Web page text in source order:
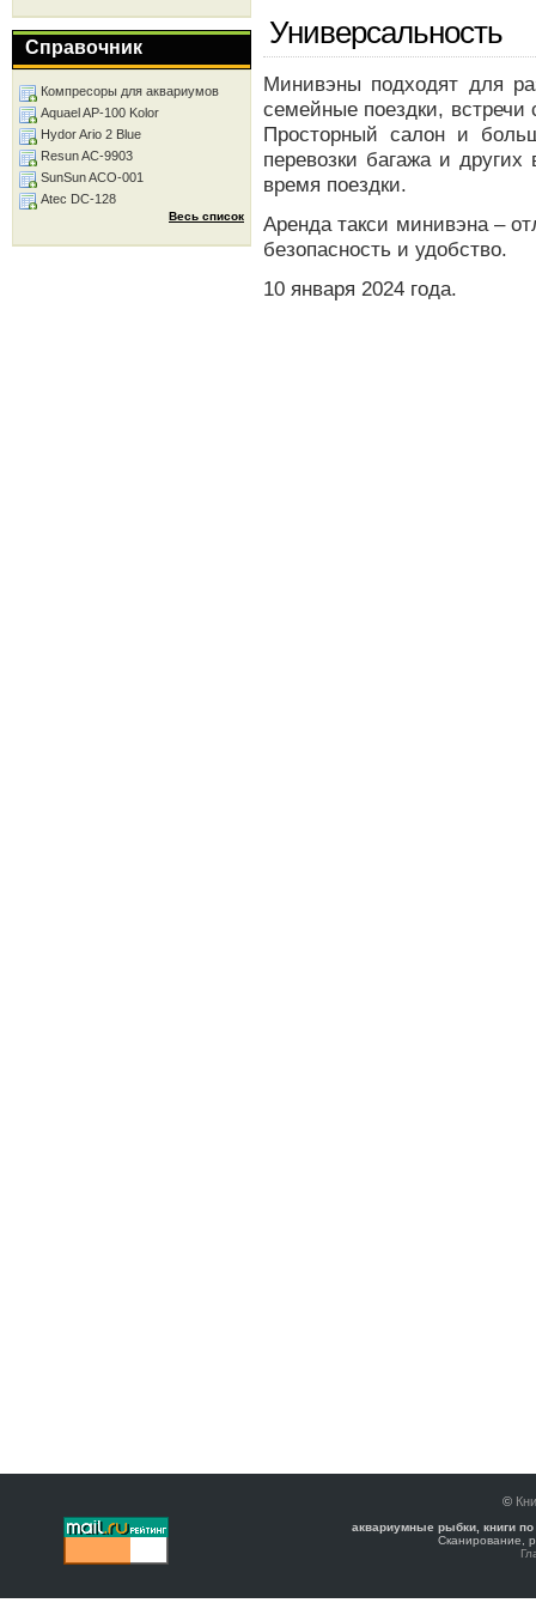
Универсальность
Минивэны подходят для
семейные поездки,
Просторный салон и
перевозки багажа и
время поездки.
Аренда такси минивэна –
безопасность и удобство.
10 января 2024 года.
Справочник
Компресоры для аквариумов
Aquael AP-100 Kolor
Hydor Ario 2 Blue
Resun AC-9903
SunSun ACO-001
Atec DC-128
Весь список
©
аквариумные рыбки, книги
Сканирование,